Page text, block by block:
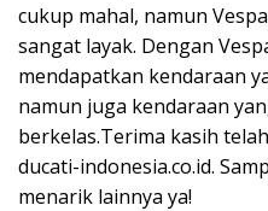
cukup mahal, namun
sangat layak. Dengan
mendapatkan kendaraan
namun juga kendaraan
berkelas.Terima kasih
ducati-indonesia.co.id.
menarik lainnya ya!